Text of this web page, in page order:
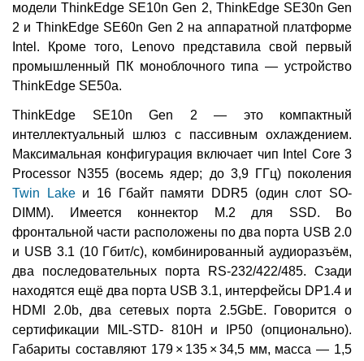
модели ThinkEdge SE10n Gen 2, ThinkEdge SE30n Gen
2 и ThinkEdge SE60n Gen 2 на аппаратной платформе
Intel. Кроме того, Lenovo представила свой первый
промышленный ПК моноблочного типа — устройство
ThinkEdge SE50a.
ThinkEdge SE10n Gen 2 — это компактный
интеллектуальный шлюз с пассивным охлаждением.
Максимальная конфигурация включает чип Intel Core 3
Processor N355 (восемь ядер; до 3,9 ГГц) поколения
Twin Lakeи 16 Гбайт памяти DDR5 (один слот SO-
DIMM). Имеется коннектор M.2 для SSD. Во
фронтальной части расположены по два порта USB 2.0
и USB 3.1 (10 Гбит/с), комбинированный аудиоразъём,
два последовательных порта RS-232/422/485. Сзади
находятся ещё два порта USB 3.1, интерфейсы DP1.4 и
HDMI 2.0b, два сетевых порта 2.5GbE. Говорится о
сертификации MIL-STD- 810H и IP50 (опционально).
Габариты составляют 179 × 135 × 34,5 мм, масса — 1,5